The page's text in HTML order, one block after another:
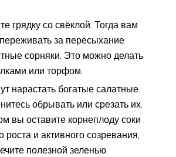
грядку со свёклой. Тогда вам
за пересыхание
сорняки. Это можно делать
или торфом.
нарастать богатые салатные
обрывать или срезать их.
вы оставите корнеплоду соки
роста и активного созревания,
полезной зеленью.